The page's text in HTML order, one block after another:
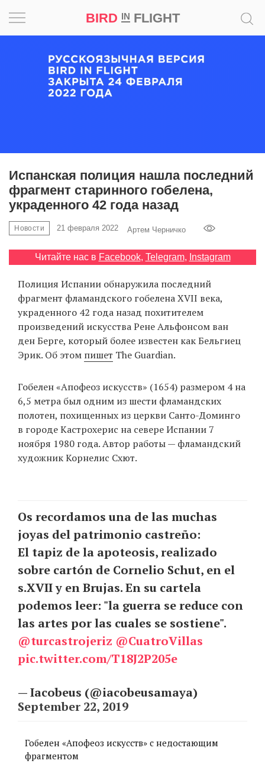
BIRD INFLIGHT
EN
UA
Испанская полиция нашла последний
фрагмент старинного гобелена,
украденного 42 года назад
Новости 21 февраля 2022 Артем Черничко
Читайте нас в Facebook, Telegram, Instagram
Полиция Испании обнаружила последний
фрагмент фламандского гобелена XVII века,
украденного 42 года назад похитителем
произведений искусства Рене Альфонсом ван
ден Берге, который более известен как Бельгиец
Эрик. Об этом пишет The Guardian.
Гобелен «Апофеоз искусств» (1654) размером 4 на
6,5 метра был одним из шести фламандских
полотен, похищенных из церкви Санто-Доминго
в городе Кастрохерис на севере Испании 7
ноября 1980 года. Автор работы — фламандский
художник Корнелис Схют.
Os recordamos una de las muchas
joyas del patrimonio castreño:
El tapiz de la apoteosis, realizado
sobre cartón de Cornelio Schut, en el
s.XVII y en Brujas. En su cartela
podemos leer: "la guerra se reduce con
las artes por las cuales se sostiene".
@turcastrojeriz @CuatroVillas
pic.twitter.com/T18J2P205e
— Iacobeus (@iacobeusamaya)
September 22, 2019
Гобелен «Апофеоз искусств» с недостающим
фрагментом